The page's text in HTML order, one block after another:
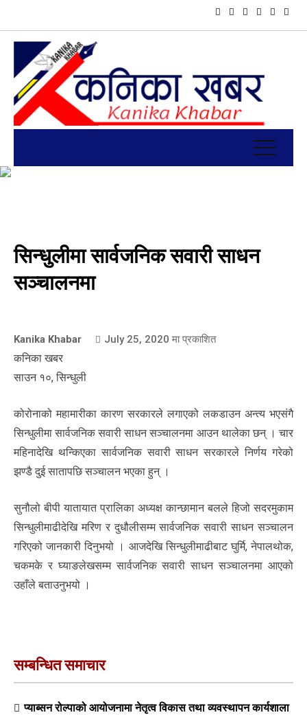
सिन्धुलीमा सार्वजनिक सवारी साधन
सञ्चालनमा
Kanika Khabar July 25, 2020 मा प्रकाशित
कनिका खबर
साउन १०, सिन्धुली
कोरोनाको महामारीका कारण सरकारले लगाएको लकडाउन अन्त्य भएसंगै
सिन्धुलीमा सार्वजनिक सवारी साधन सञ्चालनमा आउन थालेका छन् । चार
महिनादेखि थन्किएका सार्वजनिक सवारी साधन सरकारले निर्णय गरेको
झण्डै दुई सातापछि सञ्चालन भएका हुन् ।
सुनौलो बीपी यातायात प्रालिका अध्यक्ष कान्छामान बलले हिजो सदरमुकाम
सिन्धुलीमाढीदेखि मरिण र दुधौलीसम्म सार्वजनिक सवारी साधन सञ्चालन
गरिएको जानकारी दिनुभयो । आजदेखि सिन्धुलीमाढीबाट घुर्मि, नेपालथोक,
चकमके र घ्याङलेखसम्म सार्वजनिक सवारी साधन सञ्चालनमा आएको
उहाँले बताउनुभयो ।
सम्बन्धित समाचार
प्याब्सन रोल्पाको आयोजनामा नेतृत्व विकास तथा व्यवस्थापन कार्यशाला